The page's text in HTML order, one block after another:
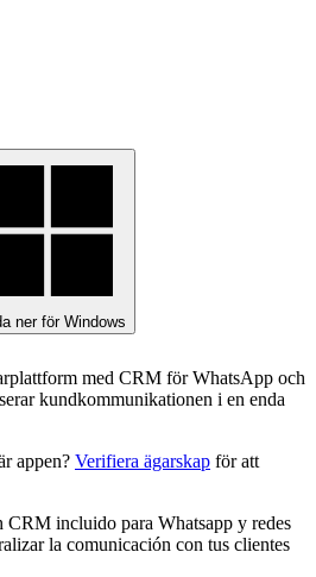
ner för Windows
med CRM för WhatsApp och
kundkommunikationen i en enda
appen? Verifiera ägarskap för att
CRM incluido para Whatsapp y redes
la comunicación con tus clientes